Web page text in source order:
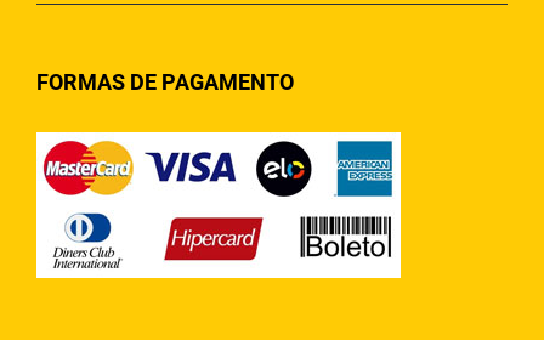
FORMAS DE PAGAMENTO